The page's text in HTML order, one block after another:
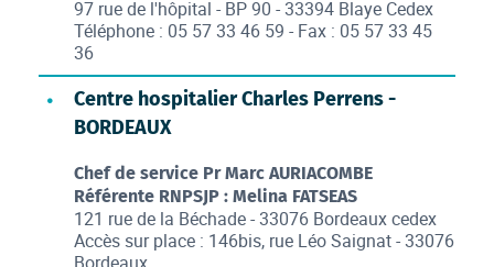
97 rue de l'hôpital - BP 90 - 33394 Blaye Cedex
Téléphone : 05 57 33 46 59 - Fax : 05 57 33 45
36
Centre hospitalier Charles Perrens -
BORDEAUX
Chef de service Pr Marc AURIACOMBE
Référente RNPSJP : Melina FATSEAS
121 rue de la Béchade - 33076 Bordeaux cedex
Accès sur place : 146bis, rue Léo Saignat - 33076